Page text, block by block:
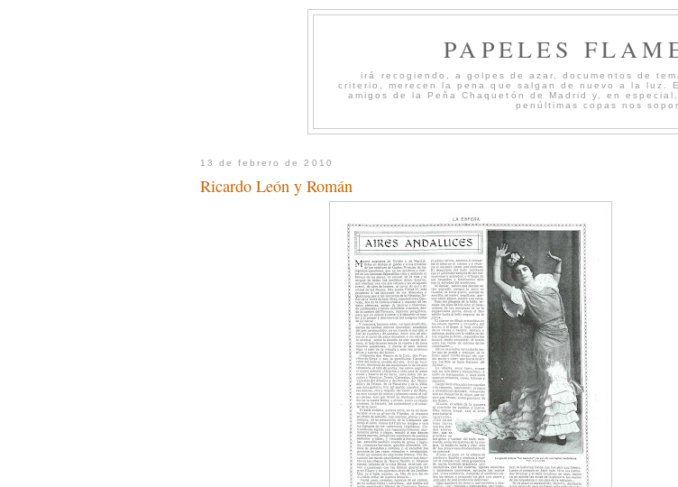
PAPELES
irá recogiendo, a golpes de azar, documentos de
criterio, merecen la pena que salgan de nuevo a la luz.
amigos de la Peña Chaquetón de Madrid y, en
penúltimas copas nos
13 de febrero de 2010
Ricardo León y Román